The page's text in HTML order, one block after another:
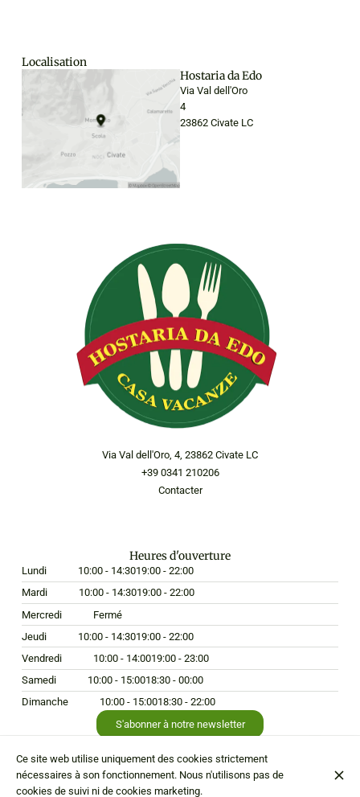
Localisation
Hostaria da Edo
Via Val dell'Oro
4
23862 Civate LC
Via Val dell'Oro, 4, 23862 Civate LC
+39 0341 210206
Contacter
Heures d'ouverture
Lundi 10:00 - 14:3019:00 - 22:00
Mardi
10:00 - 14:3019:00 - 22:00
Mercredi
Fermé
Jeudi
10:00 - 14:3019:00 - 22:00
Vendredi
10:00 - 14:0019:00 - 23:00
Samedi
10:00 - 15:0018:30 - 00:00
Dimanche
10:00 - 15:0018:30 - 22:00
S'abonner à notre newsletter
Ce site web utilise uniquement des cookies strictement
nécessaires à son fonctionnement. Nous n'utilisons pas de
cookies de suivi ni de cookies marketing.